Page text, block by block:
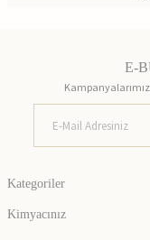
E-
Kategoriler
Kimyacınız